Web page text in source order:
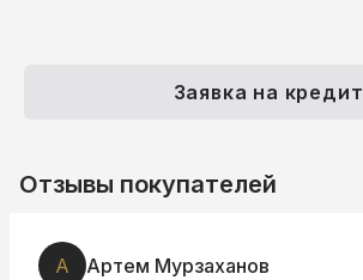
Заявка на кредит
Отзывы покупателей
А Артем Мурзаханов